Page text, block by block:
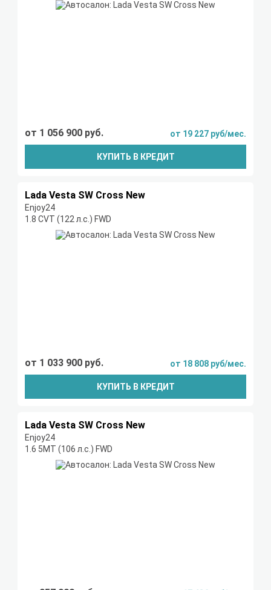
от 1 056 900 руб. от 19 227 руб/мес.
КУПИТЬ В КРЕДИТ
Lada Vesta SW Cross New
Enjoy24
1.8 CVT (122 л.с.) FWD
от 1 033 900 руб. от 18 808 руб/мес.
КУПИТЬ В КРЕДИТ
Lada Vesta SW Cross New
Enjoy24
1.6 5MT (106 л.с.) FWD